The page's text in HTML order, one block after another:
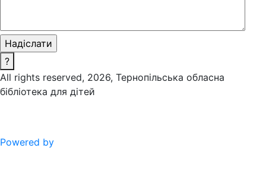
?
All rights reserved, 2026, Тернопільська обласна
бібліотека для дітей
Powered by